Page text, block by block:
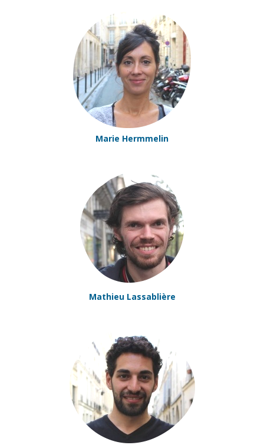
Marie Hermmelin
Mathieu Lassablière